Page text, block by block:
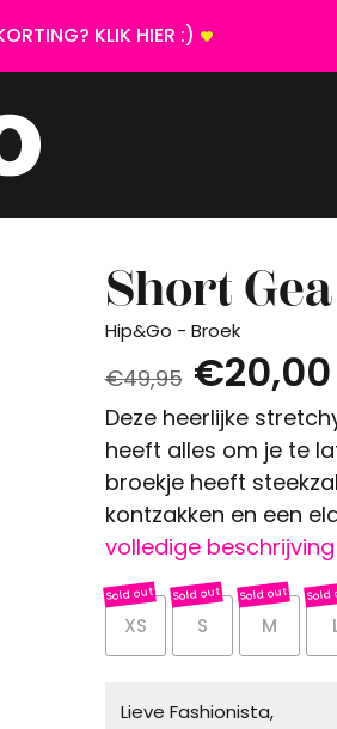
KLIK HIER :)
Short
Hip&Go - Broek
€49,95 €20,00
Deze heerlijke
heeft alles om je te
broekje heeft
kontzakken en een
volledige beschrijving
XS S M
Lieve Fashionista,